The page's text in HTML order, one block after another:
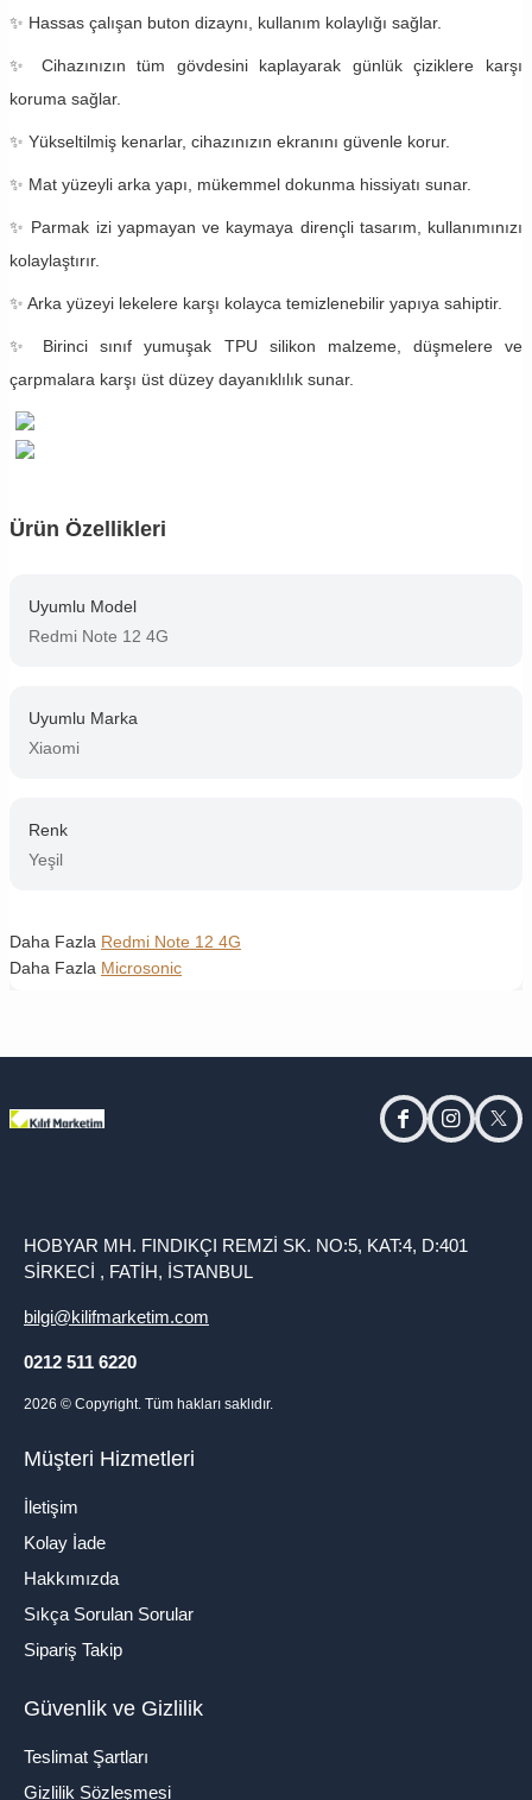
✨ Hassas çalışan buton dizaynı, kullanım kolaylığı sağlar.
✨ Cihazınızın tüm gövdesini kaplayarak günlük çiziklere karşı
koruma sağlar.
✨ Yükseltilmiş kenarlar, cihazınızın ekranını güvenle korur.
✨ Mat yüzeyli arka yapı, mükemmel dokunma hissiyatı sunar.
✨ Parmak izi yapmayan ve kaymaya dirençli tasarım, kullanımınızı
kolaylaştırır.
✨ Arka yüzeyi lekelere karşı kolayca temizlenebilir yapıya sahiptir.
✨ Birinci sınıf yumuşak TPU silikon malzeme, düşmelere ve
çarpmalara karşı üst düzey dayanıklılık sunar.
Ürün Özellikleri
Uyumlu Model
Redmi Note 12 4G
Uyumlu Marka
Xiaomi
Renk
Yeşil
Daha Fazla Redmi Note 12 4G
Daha Fazla Microsonic
facebookinstagram
HOBYAR MH. FINDIKÇI REMZİ SK. NO:5, KAT:4, D:401
SİRKECİ , FATİH, İSTANBUL
bilgi@kilifmarketim.com
0212 511 6220
2026 © Copyright. Tüm hakları saklıdır.
Müşteri Hizmetleri
İletişim
Kolay İade
Hakkımızda
Sıkça Sorulan Sorular
Sipariş Takip
Güvenlik ve Gizlilik
Teslimat Şartları
Gizlilik Sözleşmesi